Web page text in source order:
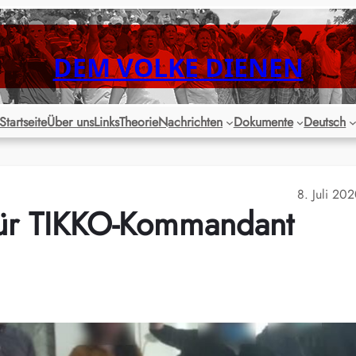
DEM VOLKE DIENEN
StartseiteÜber unsLinksTheorieNachrichten Dokumente Deutsch
8. Juli
TIKKO-Kommandant